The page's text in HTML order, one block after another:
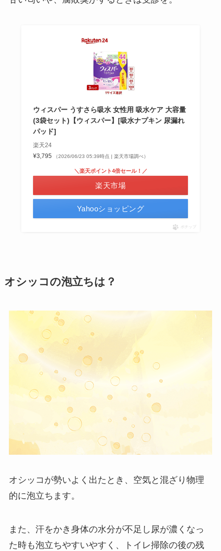
ウィスパー うすさら吸水 女性用 吸水ケア 大容量
(3袋セット)【ウィスパー】[吸水ナプキン 尿漏れ
パッド]
楽天24
¥3,795
（2026/06/23 05:39時点 | 楽天市場調べ）
＼楽天ポイント4倍セール！／
楽天市場
Yahooショッピング
ポチップ
オシッコの泡立ちは？
オシッコが勢いよく出たとき、空気と混ざり物理
的に泡立ちます。
また、汗をかき身体の水分が不足し尿が濃くなっ
た時も泡立ちやすいやすく、トイレ掃除の後の残